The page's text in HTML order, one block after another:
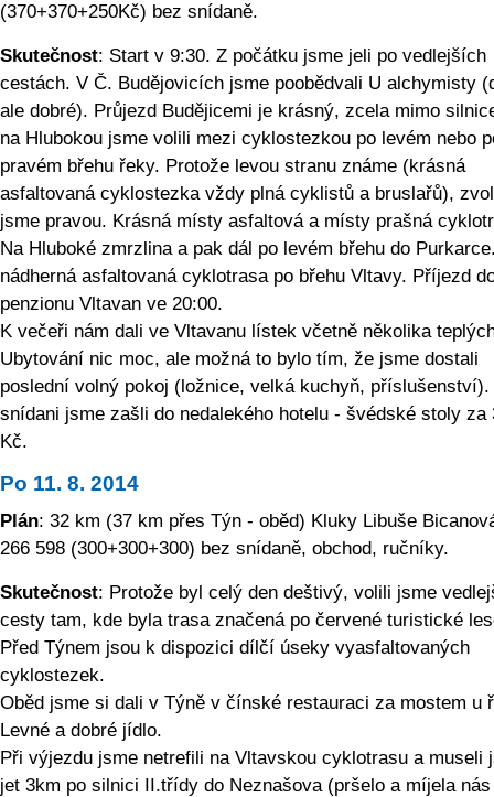
(370+370+250Kč) bez snídaně.
Skutečnost: Start v 9:30. Z počátku jsme jeli po vedlejších
cestách. V Č. Budějovicích jsme poobědvali U alchymisty
ale dobré). Průjezd Budějicemi je krásný, zcela mimo
na Hlubokou jsme volili mezi cyklostezkou po levém nebo
pravém břehu řeky. Protože levou stranu známe (krásná
asfaltovaná cyklostezka vždy plná cyklistů a bruslařů),
jsme pravou. Krásná místy asfaltová a místy prašná
Na Hluboké zmrzlina a pak dál po levém břehu do
nádherná asfaltovaná cyklotrasa po břehu Vltavy. Příjezd
penzionu Vltavan ve 20:00.
K večeři nám dali ve Vltavanu lístek včetně několika
Ubytování nic moc, ale možná to bylo tím, že jsme dostali
poslední volný pokoj (ložnice, velká kuchyň, příslušenství).
snídani jsme zašli do nedalekého hotelu - švédské stoly za
Kč.
Po 11. 8. 2014
Plán: 32 km (37 km přes Týn - oběd) Kluky Libuše
266 598 (300+300+300) bez snídaně, obchod, ručníky.
Skutečnost: Protože byl celý den deštivý, volili jsme
cesty tam, kde byla trasa značená po červené turistické
Před Týnem jsou k dispozici dílčí úseky vyasfaltovaných
cyklostezek.
Oběd jsme si dali v Týně v čínské restauraci za mostem u
Levné a dobré jídlo.
Při výjezdu jsme netrefili na Vltavskou cyklotrasu a museli
jet 3km po silnici II.třídy do Neznašova (pršelo a míjela nás